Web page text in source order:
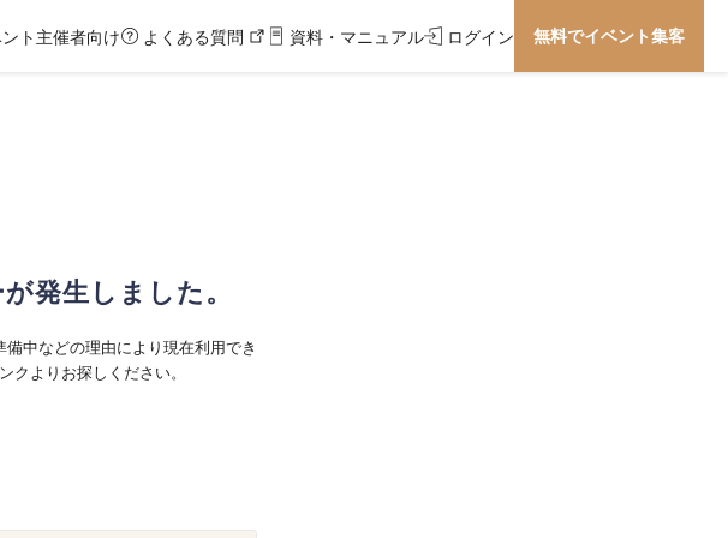
ト主催者向け よくある質問 資料・マニュアル ログイン 無料でイベント集客
発生しました。
中などの理由により現在利用でき
クよりお探しください。